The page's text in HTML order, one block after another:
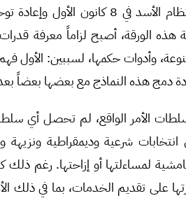
تلك، وفي ظل سقوط نظام الأسد
الورقة، أصبح لزاماً معرفة
وأدوات حكمها، لسببين: الأول
دمج هذه النماذج مع بعضها بعضاً
الأمر الواقع، لم تحصل أي
انتخابات شرعية وديمقراطية
لمساءلتها أو إزاحتها. رغم
على تقديم الخدمات، بما في ذلك